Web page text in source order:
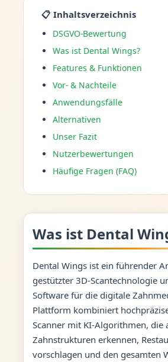
📋 Inhaltsverzeichnis
DSGVO-Bewertung
Was ist Dental Wings?
Features & Funktionen
Vor- & Nachteile
Anwendungsfälle
Alternativen
Unser Fazit
Nutzerbewertungen
Häufige Fragen (FAQ)
Was ist Dental
Dental Wings ist ein führender
gestützter 3D-Scantechnologie
Software für die digitale
Plattform kombiniert
Scanner mit KI-Algorithmen, die
Zahnstrukturen erkennen,
vorschlagen und den gesamten